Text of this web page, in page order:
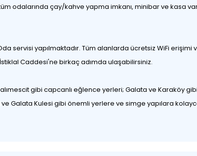
odalarında çay/kahve yapma imkanı, minibar ve kasa
servisi yapılmaktadır. Tüm alanlarda ücretsiz WiFi erişimi
Caddesi'ne birkaç adımda ulaşabilirsiniz.
gibi capcanlı eğlence yerleri; Galata ve Karaköy
Galata Kulesi gibi önemli yerlere ve simge yapılara